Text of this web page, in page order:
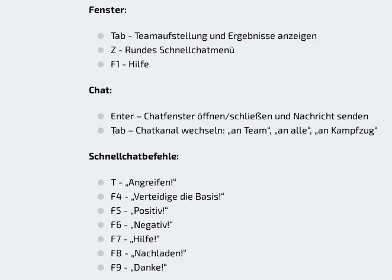
Fenster:
Tab - Teamaufstellung und Ergebnisse anzeigen
Z - Rundes Schnellchatmenü
F1 - Hilfe
Chat:
Enter – Chatfenster öffnen/schließen und Nachricht senden
Tab – Chatkanal wechseln: „an Team“, „an alle“, „an Kampfzug“
Schnellchatbefehle:
T - „Angreifen!“
F4 - „Verteidige die Basis!“
F5 - „Positiv!“
F6 - „Negativ!“
F7 - „Hilfe!“
F8 - „Nachladen!“
F9 - „Danke!“